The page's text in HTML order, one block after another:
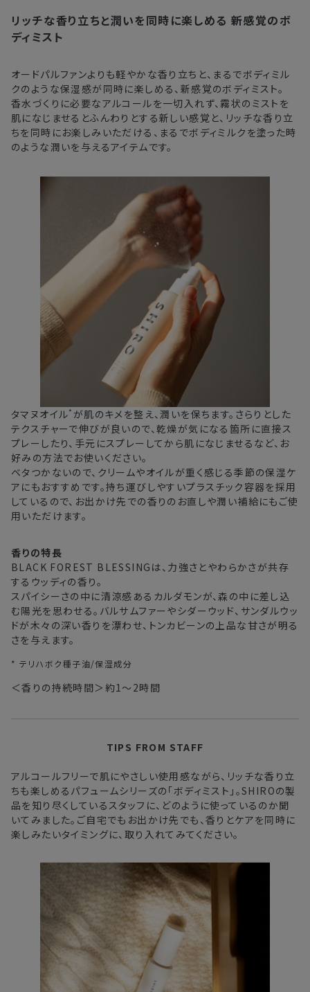
注文後、お届けまでにかかる日数の目安
東北・関東・中部・関西 2〜3日
中国・四国・九州 3〜4日
沖縄県・離島
※以下に該当する場合、上記の日程で発送できない場合がござ
・交通状況や天候による遅延
・ラッピングのご注文、繁忙期および休業期間中
・ご注文内容の確認にお時間を要する
・複数製品購入により配送手配に時間がかかる
※ オンラインストアでご購入の場合、発送完了メールの翌日から10日
間。対象の直営店舗でご購入の場合、購入日の翌日から7日間
リッチな香り立ちと潤いを同時に楽しめる 新感覚のボ
ディミスト
オードパルファンよりも軽やかな香り立ちと、まるでボディミル
クのような保湿感が同時に楽しめる、新感覚のボディミスト。
香水づくりに必要なアルコールを一切入れず、霧状のミストを
肌になじませるとふんわりとする新しい感覚と、リッチな香り立
ちを同時にお楽しみいただける、まるでボディミルクを塗った時
のような潤いを与えるアイテムです。
タマヌオイル* が肌のキメを整え、潤いを保ちます。さらりとした
テクスチャーで伸びが良いので、乾燥が気になる箇所に直接ス
プレーしたり、手元にスプレーしてから肌になじませるなど、お
好みの方法でお使いください。
ベタつかないので、クリームやオイルが重く感じる季節の保湿ケ
アにもおすすめです。持ち運びしやすいプラスチック容器を採用
しているので、お出かけ先での香りのお直しや潤い補給にもご使
用いただけます。
香りの特長
BLACK FOREST BLESSINGは、力強さとやわらかさが共存
するウッディの香り。
スパイシーさの中に清涼感あるカルダモンが、森の中に差し込
む陽光を思わせる。バルサムファーやシダーウッド、サンダルウッ
ドが木々の深い香りを漂わせ、トンカビーンの上品な甘さが明る
さを与えます。
* テリハボク種子油/保湿成分
＜香りの持続時間＞約1～2時間
TIPS FROM STAFF
アルコールフリーで肌にやさしい使用感ながら、リッチな香り立
ちも楽しめるパフュームシリーズの「ボディミスト」。SHIROの製
品を知り尽くしているスタッフに、どのように使っているのか聞
いてみました。 ご自宅でもお出かけ先でも、香りとケアを同時に
楽しみたいタイミングに、取り入れてみてください。